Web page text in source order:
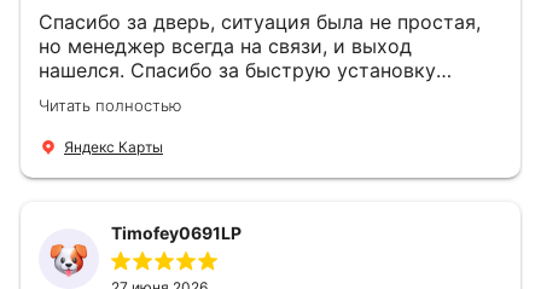
Спасибо за дверь, ситуация была не простая,
но менеджер всегда на связи, и выход
нашелся. Спасибо за быструю установку
Роману, один и привёз, и установил. Надеюсь,
что дверь нам долго послужит
Читать полностью
Яндекс Карты
Timofey0691LP